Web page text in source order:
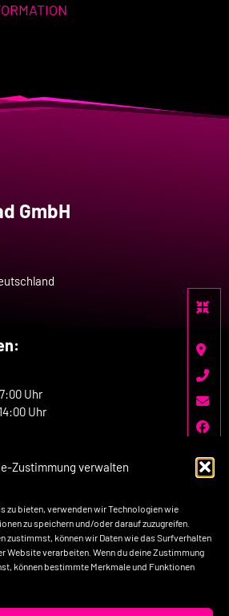
Zustimmung verwalten
zu bieten, verwenden wir Technologien wie
zu speichern und/oder darauf zuzugreifen.
zustimmst, können wir Daten wie das Surfverhalten
Website verarbeiten. Wenn du deine Zustimmung
können bestimmte Merkmale und Funktionen
GmbH
Uhr
Uhr
offroad.de